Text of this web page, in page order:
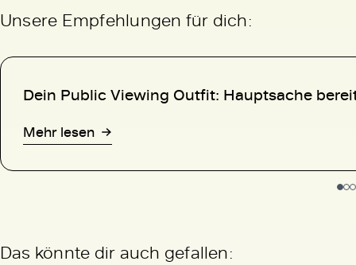
Unsere Empfehlungen für dich:
Dein Public Viewing Outfit: Hauptsache
Mehr lesen
Das könnte dir auch gefallen: